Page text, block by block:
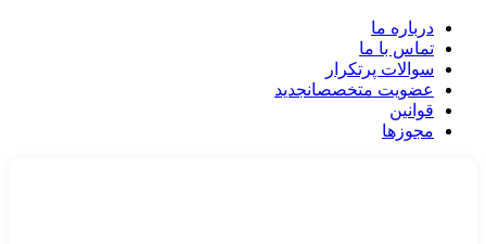
درباره ما
تماس با ما
سوالات پرتکرار
عضویت متخصصانجدید
قوانین
مجوزها